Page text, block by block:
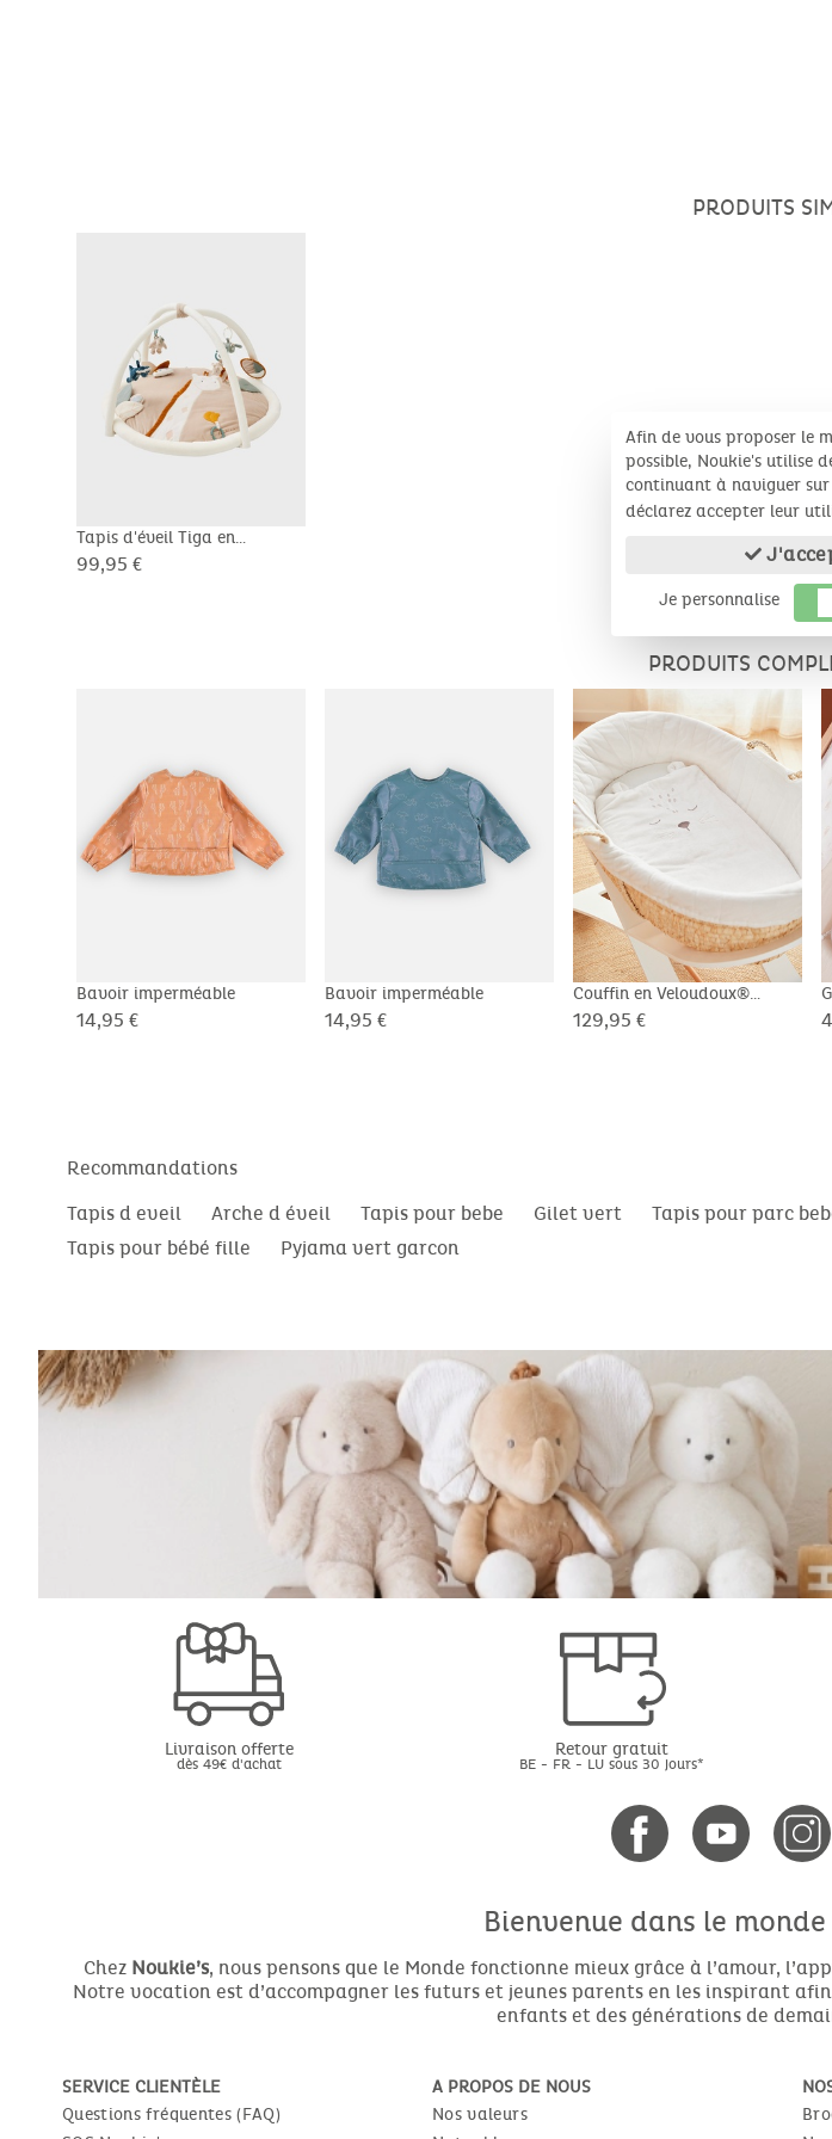
PRODUITS
Tapis d'éveil Tiga en
Veloudoux®, beige
99,95 €
PRODUITS
Bavoir imperméable
14,95 €
Bavoir imperméable
14,95 €
Couffin en Veloudoux®
Babou & Kendi, écru
129,95 €
-
Recommandations
Tapis d eveil
Arche d éveil Tapis pour bebe Gilet vert Tapis pour parc
Tapis pour bébé fille
Pyjama vert garcon
Livraison offerte
dès 49€ d'achat
Retour gratuit
BE - FR - LU sous 30 jours*
Bienvenue dans le
Chez Noukie’s, nous pensons que le Monde fonctionne mieux grâce à l’amour,
Notre vocation est d’accompagner les futurs et jeunes parents en les inspirant
enfants et des générations de
SERVICE CLIENTÈLE
Questions fréquentes (FAQ)
A PROPOS DE NOUS
Nos valeurs
Afin de vous proposer le
possible, Noukie's utilise
continuant à naviguer sur
déclarez accepter leur
Je personnalise